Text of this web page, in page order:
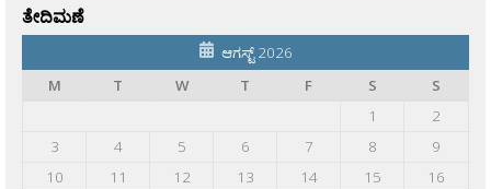
ತೇದಿಮಣೆ
ಆಗಸ್ಟ್ 2026
M
T W T F S
S
1
2
3
4 5 6 7 8
9
10
11 12 13 14 15
16